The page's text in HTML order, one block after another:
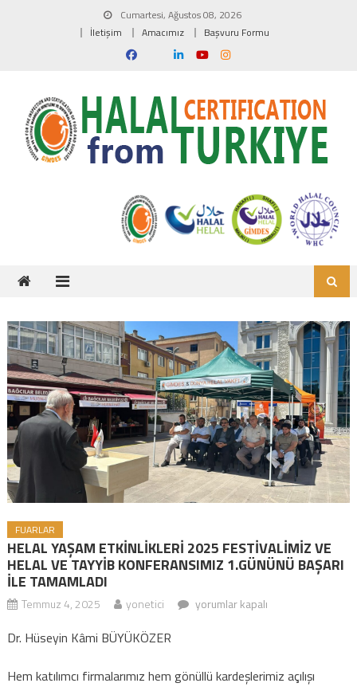
Cumartesi, Ağustos 08, 2026
İletişim
Amacımız Başvuru Formu
FUARLAR
HELAL YAŞAM ETKİNLİKLERİ 2025 FESTİVALİMİZ VE
HELAL VE TAYYİB KONFERANSIMIZ 1.GÜNÜNÜ BAŞARI
İLE TAMAMLADI
Temmuz 4, 2025 yonetici
HELAL YAŞAM ETKİNLİKLERİ 2025
yorumlar kapalı
Dr. Hüseyin Kâmi BÜYÜKÖZER
Hem katılımcı firmalarımız hem gönüllü kardeşlerimiz açılışı